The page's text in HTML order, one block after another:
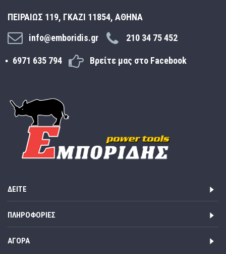
ΠΕΙΡΑΙΩΣ 119, ΓΚΑΖΙ 11854, ΑΘΗΝΑ
info@emboridis.gr
210 34 75 452
6971 635 794 Βρείτε μας στο Facebook
ΔΕΊΤΕ
ΠΛΗΡΟΦΟΡΊΕΣ
ΑΓΟΡΆ